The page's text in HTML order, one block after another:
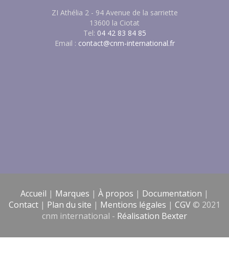
ZI Athélia 2 - 94 Avenue de la sarriette
13600 la Ciotat
Tel: 04 42 83 84 85
Email : contact@cnm-international.fr
Accueil | Marques | À propos | Documentation |
Contact | Plan du site | Mentions légales | CGV © 2021
cnm international - Réalisation Bexter